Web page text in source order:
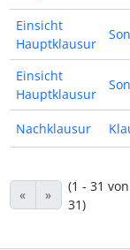
Einsicht
Hauptklausur
Einsicht
Hauptklausur
Nachklausur
« »
(1 - 31 von
31)